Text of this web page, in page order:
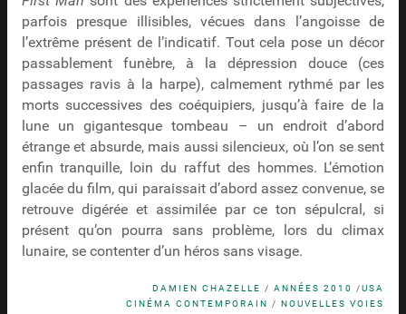
parfois presque illisibles, vécues dans l’angoisse de
l’extrême présent de l’indicatif. Tout cela pose un décor
passablement funèbre, à la dépression douce (ces
passages ravis à la harpe), calmement rythmé par les
morts successives des coéquipiers, jusqu’à faire de la
lune un gigantesque tombeau – un endroit d’abord
étrange et absurde, mais aussi silencieux, où l’on se sent
enfin tranquille, loin du raffut des hommes. L’émotion
glacée du film, qui paraissait d’abord assez convenue, se
retrouve digérée et assimilée par ce ton sépulcral, si
présent qu’on pourra sans problème, lors du climax
lunaire, se contenter d’un héros sans visage.
DAMIEN CHAZELLE /ANNÉES 2010 /USA
CINÉMA CONTEMPORAIN /NOUVELLES VOIES